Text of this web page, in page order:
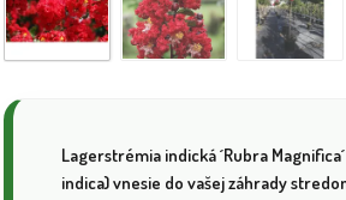
Lagerstrémia indická ´Rubra
indica) vnesie do vašej záhrady